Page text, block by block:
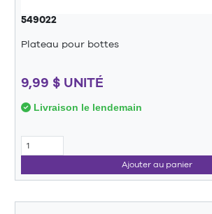
549022
Plateau pour bottes
9,99 $ UNITÉ
Livraison le lendemain
Ajouter au panier